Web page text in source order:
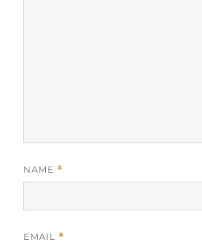
NAME *
EMAIL *